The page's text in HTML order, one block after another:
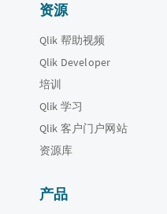
资源
Qlik 帮助视频
Qlik Developer
培训
Qlik 学习
Qlik 客户门户网站
资源库
产品